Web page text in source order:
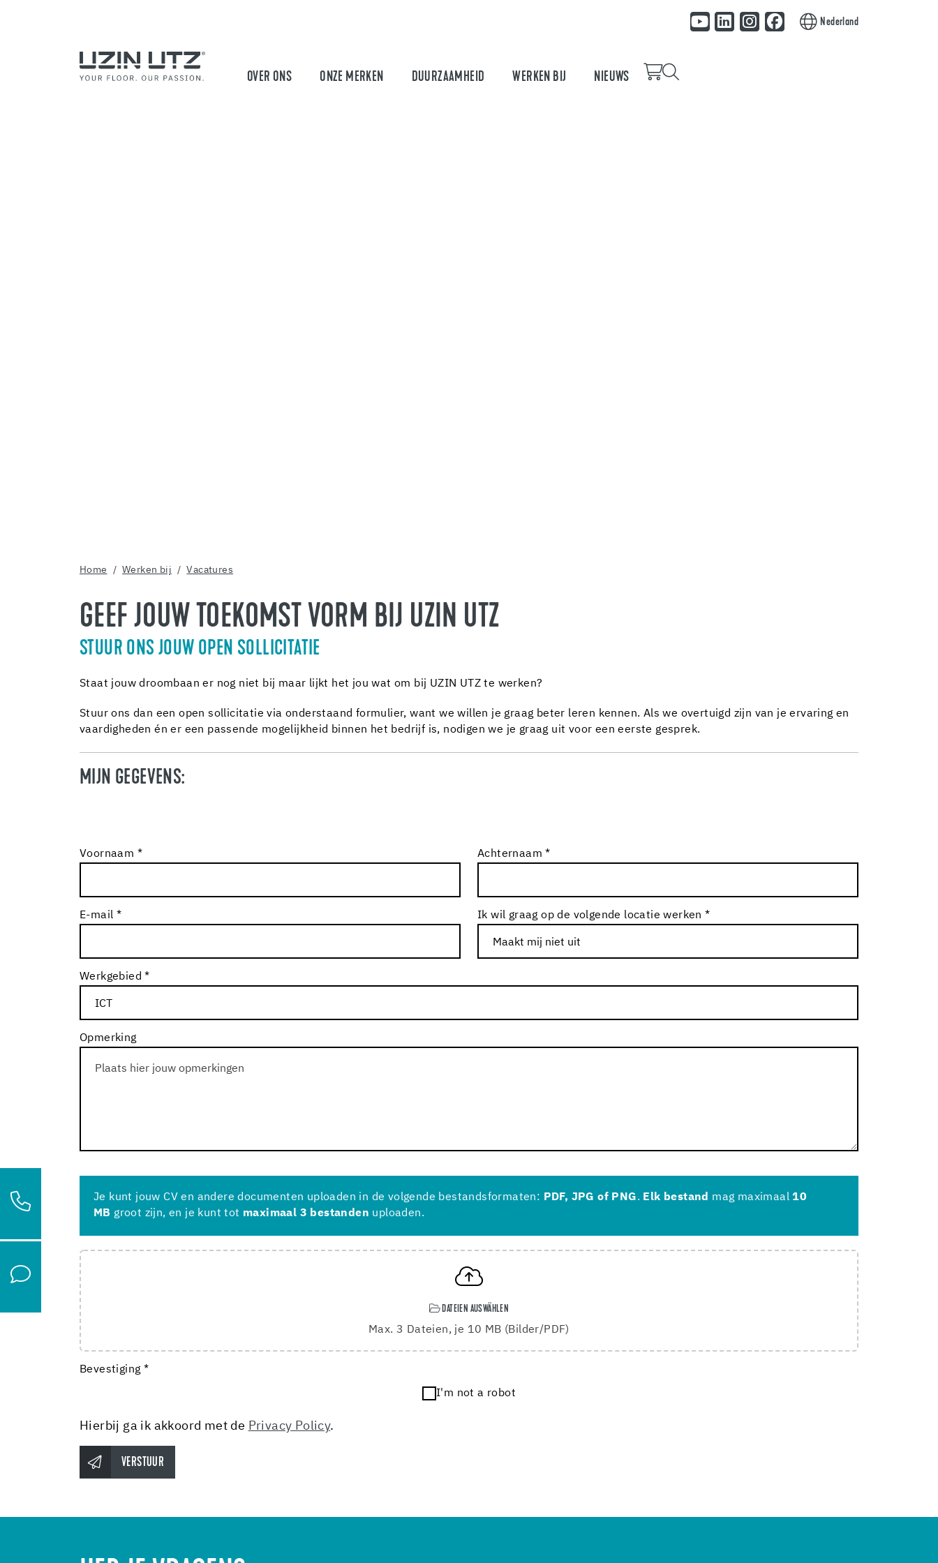
Nederland
OVER ONS ONZE MERKEN DUURZAAMHEID WERKEN BIJ NIEUWS
Home Werken bij Vacatures
GEEF JOUW TOEKOMST VORM BIJ UZIN UTZ
STUUR ONS JOUW OPEN SOLLICITATIE
Staat jouw droombaan er nog niet bij maar lijkt het jou wat om bij UZIN UTZ te werken?
Stuur ons dan een open sollicitatie via onderstaand formulier, want we willen je graag beter leren kennen. Als we overtuigd zijn van je ervaring en
vaardigheden én er een passende mogelijkheid binnen het bedrijf is, nodigen we je graag uit voor een eerste gesprek.
MIJN GEGEVENS:
Voornaam * Achternaam *
E-mail * Ik wil graag op de volgende locatie werken *
Werkgebied *
Opmerking
Je kunt jouw CV en andere documenten uploaden in de volgende bestandsformaten: PDF, JPG of PNG. Elk bestand mag maximaal10
MB groot zijn, en je kunt tot maximaal 3 bestanden uploaden.
DATEIEN AUSWÄHLEN
Max. 3 Dateien, je 10 MB (Bilder/PDF)
Bevestiging *
I'm not a robot
Hierbij ga ik akkoord met de Privacy Policy.
VERSTUUR